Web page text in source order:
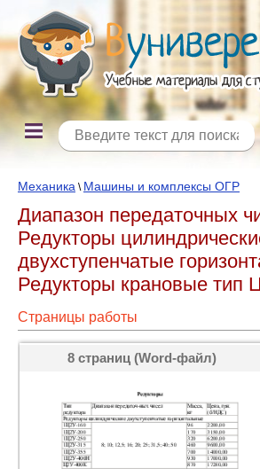
Механика \ Машины и комплексы ОГР
Диапазон передаточных
Редукторы
двухступенчатые
Редукторы крановые тип
Страницы работы
8 страниц (Word-файл)